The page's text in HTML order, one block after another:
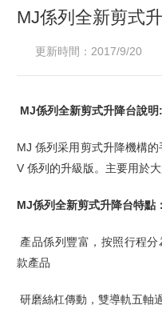
MJ係列全新剪式
更新時間：2017/9/20
MJ係列全新剪式升降台說明:
MJ 係列采用剪式升降機構
V 係列的升級版。主要用於
MJ係列全新剪式升降台特點：
產品係列豐富，按照行程
款產品
研磨絲杠傳動，雙導軌五軸